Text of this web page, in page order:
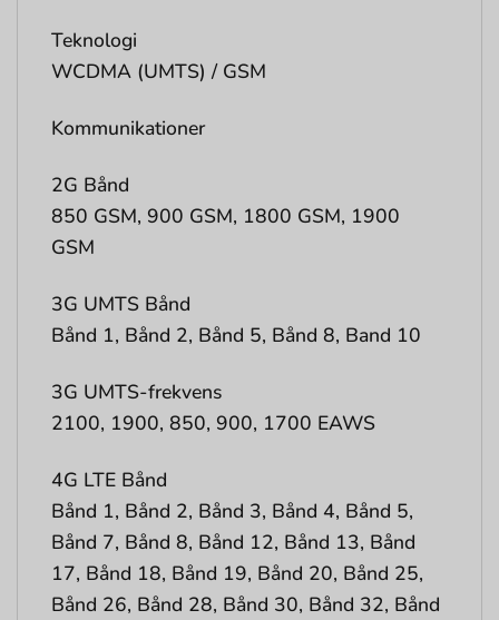
Teknologi
WCDMA (UMTS) / GSM
Kommunikationer
2G Bånd
850 GSM, 900 GSM, 1800 GSM, 1900
GSM
3G UMTS Bånd
Bånd 1, Bånd 2, Bånd 5, Bånd 8, Band 10
3G UMTS-frekvens
2100, 1900, 850, 900, 1700 EAWS
4G LTE Bånd
Bånd 1, Bånd 2, Bånd 3, Bånd 4, Bånd 5,
Bånd 7, Bånd 8, Bånd 12, Bånd 13, Bånd
17, Bånd 18, Bånd 19, Bånd 20, Bånd 25,
Bånd 26, Bånd 28, Bånd 30, Bånd 32, Bånd